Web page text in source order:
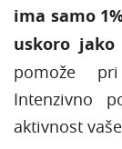
ima samo
uskoro jako
pomože
Intenzivno
aktivnost